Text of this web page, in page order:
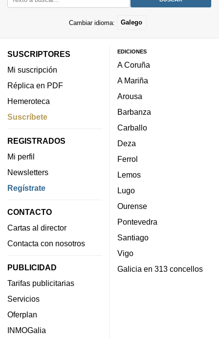
Cambiar idioma: Galego
SUSCRIPTORES
Mi suscripción
Réplica en PDF
Hemeroteca
Suscríbete
REGISTRADOS
Mi perfil
Newsletters
Regístrate
CONTACTO
Cartas al director
Contacta con nosotros
PUBLICIDAD
Tarifas publicitarias
Servicios
Oferplan
INMOGalia
EDICIONES
A Coruña
A Mariña
Arousa
Barbanza
Carballo
Deza
Ferrol
Lemos
Lugo
Ourense
Pontevedra
Santiago
Vigo
Galicia en 313 concellos